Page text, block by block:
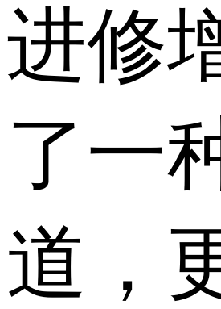
进修
了一
道，